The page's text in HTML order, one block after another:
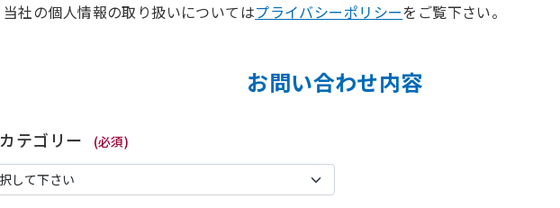
当社の個人情報の取り扱いについてはプライバシーポリシーをご覧下さい。
お問い合わせ内容
カテゴリー (必須)